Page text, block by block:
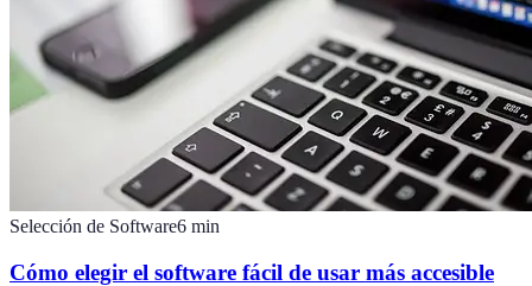
Selección de Software6 min
Cómo elegir el software fácil de usar más accesible